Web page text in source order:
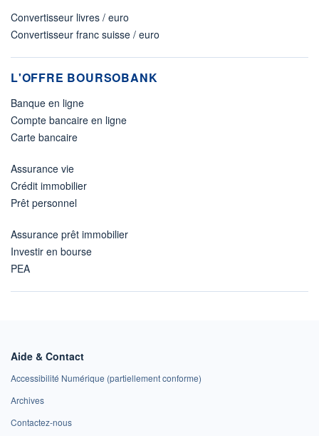
Convertisseur livres / euro
Convertisseur franc suisse / euro
L'OFFRE BOURSOBANK
Banque en ligne
Compte bancaire en ligne
Carte bancaire
Assurance vie
Crédit immobilier
Prêt personnel
Assurance prêt immobilier
Investir en bourse
PEA
Aide & Contact
Accessibilité Numérique (partiellement conforme)
Archives
Contactez-nous